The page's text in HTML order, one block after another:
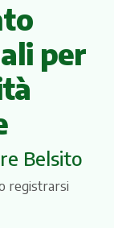
per
Belsito
registrarsi